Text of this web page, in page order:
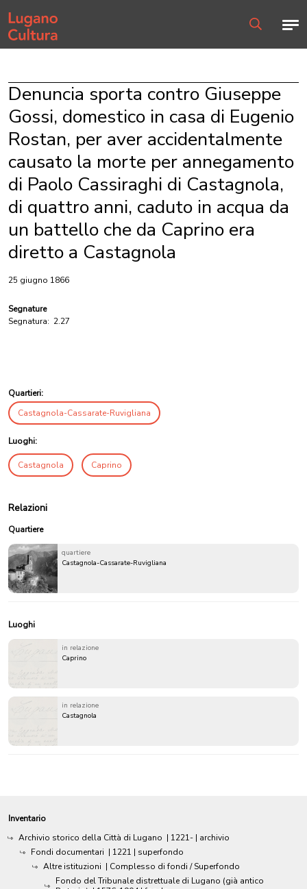
Home page
Denuncia sporta contro Giuseppe
Gossi, domestico in casa di Eugenio
Rostan, per aver accidentalmente
causato la morte per annegamento
di Paolo Cassiraghi di Castagnola,
di quattro anni, caduto in acqua da
un battello che da Caprino era
diretto a Castagnola
25 giugno 1866
Segnature
Segnatura: 2.27
Quartieri:
Castagnola-Cassarate-Ruvigliana
Luoghi:
Castagnola Caprino
Relazioni
Quartiere
quartiere
Castagnola-Cassarate-Ruvigliana
Luoghi
in relazione
Caprino
in relazione
Castagnola
Inventario
Archivio storico della Città di Lugano | 1221- | archivio
Fondi documentari | 1221 | superfondo
Altre istituzioni | Complesso di fondi / Superfondo
Fondo del Tribunale distrettuale di Lugano (già antico